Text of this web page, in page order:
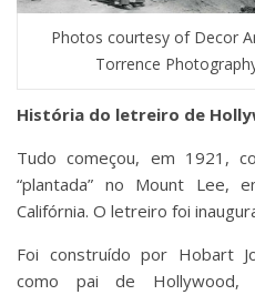
Photos courtesy of Decor
Torrence
História do letreiro de
Tudo começou, em 1921,
“plantada” no Mount Lee,
Califórnia. O letreiro foi
Foi construído por Hobart
como pai de Hollywood,